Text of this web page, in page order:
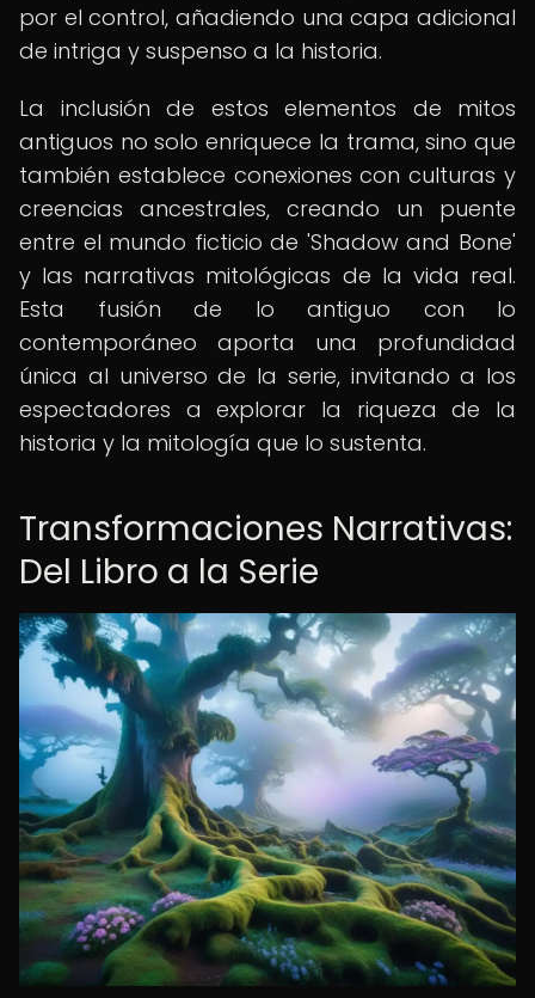
por el control, añadiendo una capa adicional
de intriga y suspenso a la historia.
La inclusión de estos elementos de mitos
antiguos no solo enriquece la trama, sino que
también establece conexiones con culturas y
creencias ancestrales, creando un puente
entre el mundo ficticio de 'Shadow and Bone'
y las narrativas mitológicas de la vida real.
Esta fusión de lo antiguo con lo
contemporáneo aporta una profundidad
única al universo de la serie, invitando a los
espectadores a explorar la riqueza de la
historia y la mitología que lo sustenta.
Transformaciones Narrativas:
Del Libro a la Serie